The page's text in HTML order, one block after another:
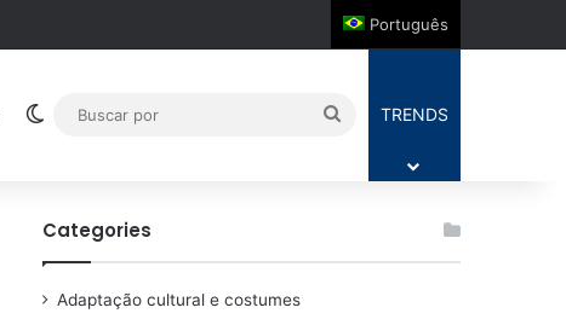
Português
Switch skin
BuscarTRENDS
Categories
Adaptação cultural e costumes